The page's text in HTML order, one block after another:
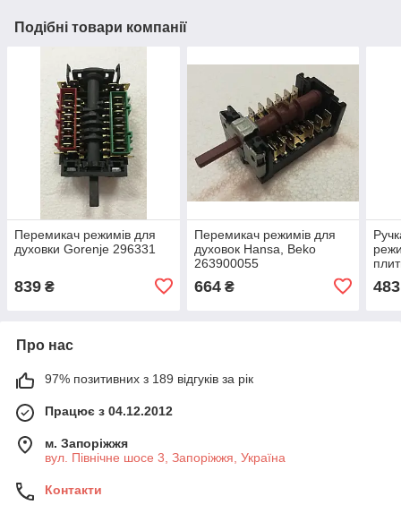
Подібні товари компанії
Перемикач режимів для
духовки Gorenje 296331
839 ₴
Перемикач режимів для
духовок Hansa, Beko
263900055
664₴ 483
Про нас
97% позитивних з 189 відгуків за рік
Працює з 04.12.2012
м. Запоріжжя
вул. Північне шосе 3, Запоріжжя, Україна
Контакти